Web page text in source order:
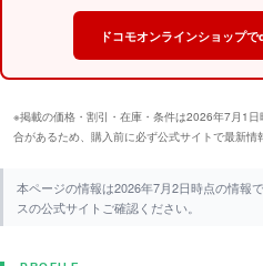
ドコモオンラインショップ
※掲載の価格・割引・在庫・条件は2026年7月1
合があるため、購入前に必ず公式サイトで最新情
本ページの情報は2026年7月2日時点の情報
スの公式サイトご確認ください。